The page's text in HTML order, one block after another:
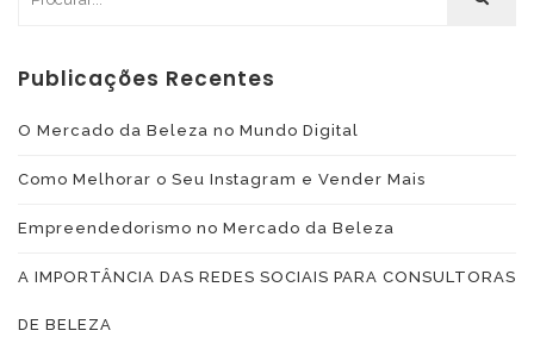
Publicações Recentes
O Mercado da Beleza no Mundo Digital
Como Melhorar o Seu Instagram e Vender Mais
Empreendedorismo no Mercado da Beleza
A IMPORTÂNCIA DAS REDES SOCIAIS PARA CONSULTORAS
DE BELEZA